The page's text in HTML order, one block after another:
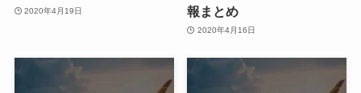
2020年4月19日
報まとめ
2020年4月16日